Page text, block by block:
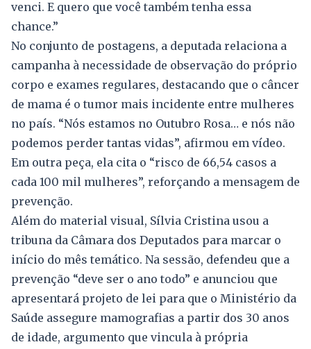
venci. E quero que você também tenha essa
chance.”
No conjunto de postagens, a deputada relaciona a
campanha à necessidade de observação do próprio
corpo e exames regulares, destacando que o câncer
de mama é o tumor mais incidente entre mulheres
no país. “Nós estamos no Outubro Rosa… e nós não
podemos perder tantas vidas”, afirmou em vídeo.
Em outra peça, ela cita o “risco de 66,54 casos a
cada 100 mil mulheres”, reforçando a mensagem de
prevenção.
Além do material visual, Sílvia Cristina usou a
tribuna da Câmara dos Deputados para marcar o
início do mês temático. Na sessão, defendeu que a
prevenção “deve ser o ano todo” e anunciou que
apresentará projeto de lei para que o Ministério da
Saúde assegure mamografias a partir dos 30 anos
de idade, argumento que vincula à própria